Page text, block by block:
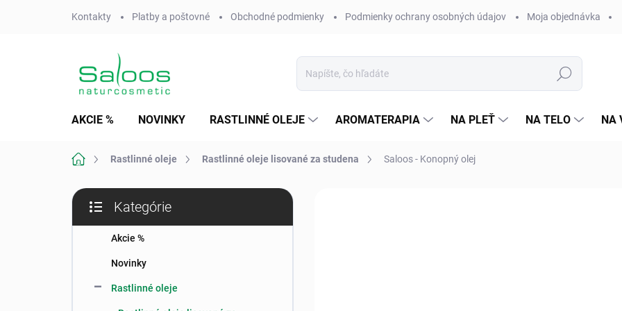
Kontakty Platby a poštovné Obchodné podmienky Podmienky ochrany osobných údajov Moja objednávka
Hľadať
AKCIE % NOVINKY RASTLINNÉ OLEJE AROMATERAPIA NA PLEŤ NA TELO NA
DomovRastlinné oleje Rastlinné oleje lisované za studena Saloos - Konopný olej
B
č
kategórie
Kategórie
Akcie %
Novinky
Rastlinné oleje